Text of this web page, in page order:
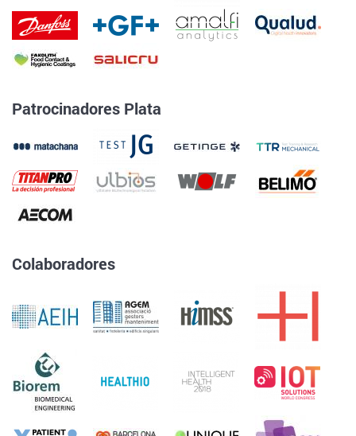
Patrocinadores Plata
Colaboradores